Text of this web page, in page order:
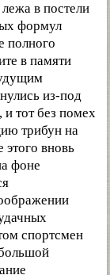
в постели
формул
полного
в памяти
из-под
и тот без помех
трибун на
вновь
фоне
спортсмен